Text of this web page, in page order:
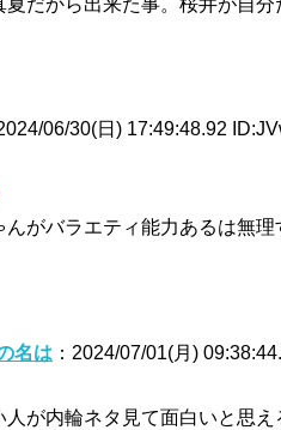
06/30(日) 17:49:48.92
んがバラエティ能力あるは無理
名は ：2024/07/01(月)
人が内輪ネタ見て面白いと思え